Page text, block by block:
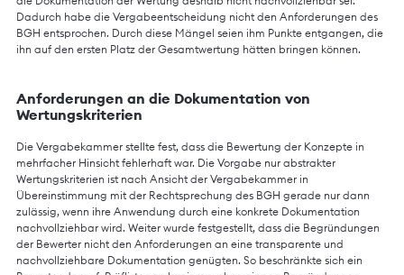
Dadurch habe die Vergabeentscheidung nicht den Anforderungen des
BGH entsprochen. Durch diese Mängel seien ihm Punkte entgangen, die
ihn auf den ersten Platz der Gesamtwertung hätten bringen können.
Anforderungen an die Dokumentation von
Wertungskriterien
Die Vergabekammer stellte fest, dass die Bewertung der Konzepte in
mehrfacher Hinsicht fehlerhaft war. Die Vorgabe nur abstrakter
Wertungskriterien ist nach Ansicht der Vergabekammer in
Übereinstimmung mit der Rechtsprechung des BGH gerade nur dann
zulässig, wenn ihre Anwendung durch eine konkrete Dokumentation
nachvollziehbar wird. Weiter wurde festgestellt, dass die Begründungen
der Bewerter nicht den Anforderungen an eine transparente und
nachvollziehbare Dokumentation genügten. So beschränkte sich ein